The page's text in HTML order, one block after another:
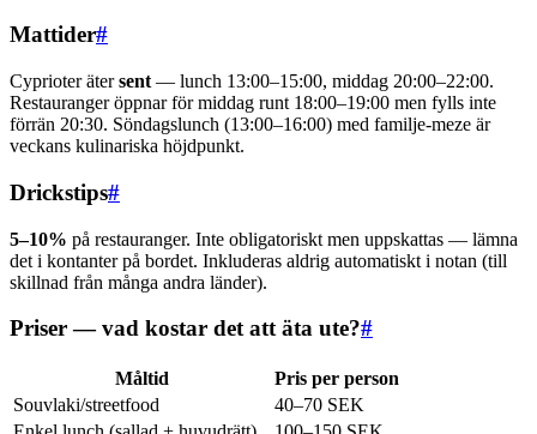
Mattider#
Cyprioter ätersent — lunch 13:00–15:00, middag 20:00–22:00.
Restauranger öppnar för middag runt 18:00–19:00 men fylls inte
förrän 20:30. Söndagslunch (13:00–16:00) med familje-meze är
veckans kulinariska höjdpunkt.
Drickstips#
5–10% på restauranger. Inte obligatoriskt men uppskattas — lämna
det i kontanter på bordet. Inkluderas aldrig automatiskt i notan (till
skillnad från många andra länder).
Priser — vad kostar det att äta ute?#
Måltid
Pris per person
Souvlaki/streetfood
40–70 SEK